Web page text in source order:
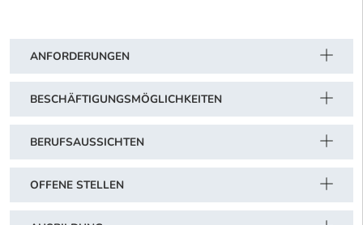
ANFORDERUNGEN
BESCHÄFTIGUNGSMÖGLICHKEITEN
BERUFSAUSSICHTEN
OFFENE STELLEN